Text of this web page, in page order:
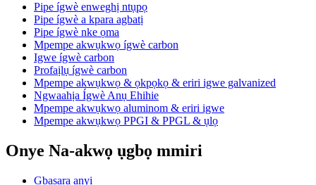
Pipe ígwè enweghị ntụpọ
Pipe ígwè a kpara agbatị
Pipe ígwè nke ọma
Mpempe akwụkwọ ígwè carbon
Igwe ígwè carbon
Profaịlụ ígwè carbon
Mpempe akwụkwọ & ọkpọkọ & eriri igwe galvanized
Ngwaahịa Ígwè Anụ Ehihie
Mpempe akwụkwọ aluminom & eriri igwe
Mpempe akwụkwọ PPGI & PPGL & ụlọ
Onye Na-akwọ ụgbọ mmiri
Gbasara anyị